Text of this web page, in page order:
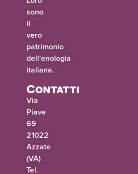
sono
il
vero
patrimonio
dell’enologia
italiana.
Contatti
Via
Piave
69
21022
Azzate
(VA)
Tel.